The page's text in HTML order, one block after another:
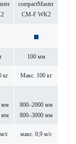
compactMaster
CM-F WK2
100 мм
кг Макс. 100 кг
мм
мм
800–2000 мм
800–3000 мм
с макс. 0,9 м/с